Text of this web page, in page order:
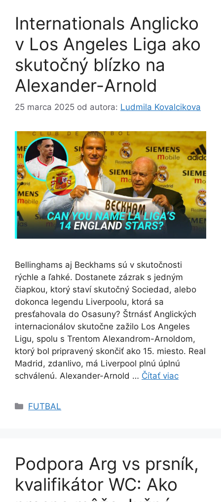
Internationals Anglicko
v Los Angeles Liga ako
skutočný blízko na
Alexander-Arnold
25 marca 2025 od autora: Ludmila Kovalcikova
Bellinghams aj Beckhams sú v skutočnosti
rýchle a ľahké. Dostanete zázrak s jedným
čiapkou, ktorý staví skutočný Sociedad, alebo
dokonca legendu Liverpoolu, ktorá sa
presťahovala do Osasuny? Štrnásť Anglických
internacionálov skutočne zažilo Los Angeles
Ligu, spolu s Trentom Alexandrom-Arnoldom,
ktorý bol pripravený skončiť ako 15. miesto. Real
Madrid, zdanlivo, má Liverpool plnú úplnú
schválenú. Alexander-Arnold … Čítať viac
Kategórie
FUTBAL
Podpora Arg vs prsník,
kvalifikátor WC: Ako